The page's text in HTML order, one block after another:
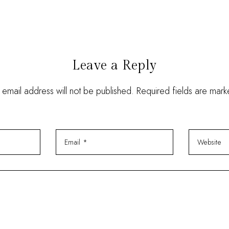
Leave a Reply
email address will not be published. Required fields are